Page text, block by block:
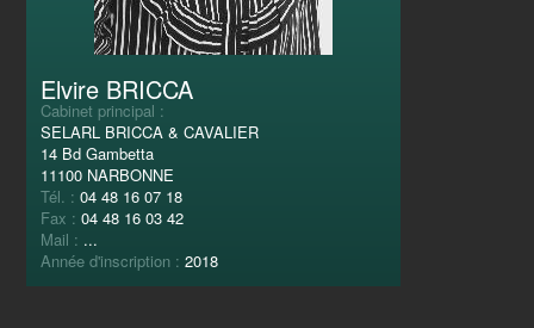
Elvire BRICCA
Cabinet principal :
SELARL BRICCA & CAVALIER
14 Bd Gambetta
11100 NARBONNE
Tél. :04 48 16 07 18
Fax :04 48 16 03 42
Mail : ...
Année d'inscription :2018